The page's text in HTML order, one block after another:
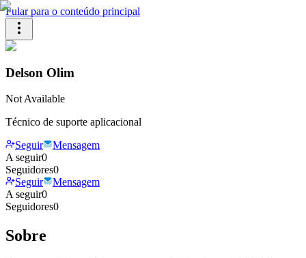
Pular para o conteúdo principal
Delson Olim
Not Available
Técnico de suporte aplicacional
Seguir
Mensagem
A seguir0
Seguidores0
Seguir
Mensagem
A seguir0
Seguidores0
Sobre